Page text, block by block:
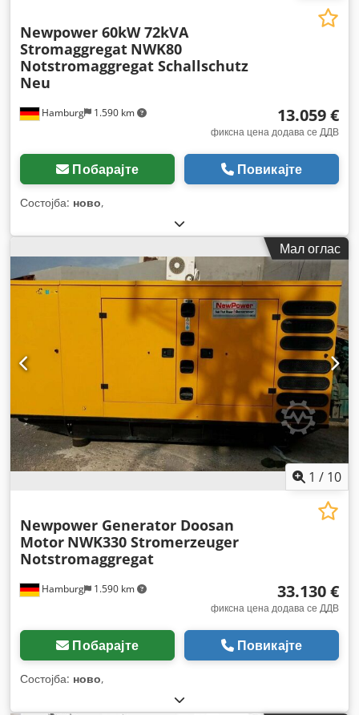
Hamburg 1.590 km
Newpower 60kW 72kVA
Stromaggregat NWK80
Notstromaggregat Schallschutz
Neu
13.059 €
фиксна цена додава се ДДВ
Побарајте Повикајте
Состојба: ново,
Мал оглас
1 / 10
Hamburg 1.590 km
Newpower Generator Doosan
Motor NWK330 Stromerzeuger
Notstromaggregat
33.130 €
фиксна цена додава се ДДВ
Побарајте Повикајте
Состојба: ново,